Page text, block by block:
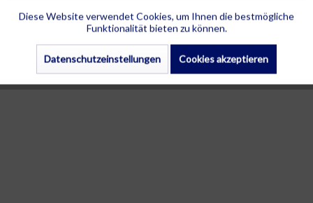
Diese Website verwendet Cookies, um Ihnen die bestmögliche
Funktionalität bieten zu können.
Datenschutzeinstellungen Cookies akzeptieren